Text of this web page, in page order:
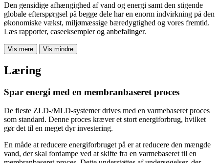
Den gensidige afhængighed af vand og energi samt den stigende
globale efterspørgsel på begge dele har en enorm indvirkning på den
økonomiske vækst, miljømæssige bæredygtighed og vores fremtid.
Læs rapporter, caseeksempler og anbefalinger.
Vis mere Vis mindre
Læring
Spar energi med en membranbaseret proces
De fleste ZLD-/MLD-systemer drives med en varmebaseret proces
som standard. Denne proces kræver et stort energiforbrug, hvilket
gør det til en meget dyr investering.
En måde at reducere energiforbruget på er at reducere den mængde
vand, der skal fordampe ved at skifte fra en varmebaseret til en